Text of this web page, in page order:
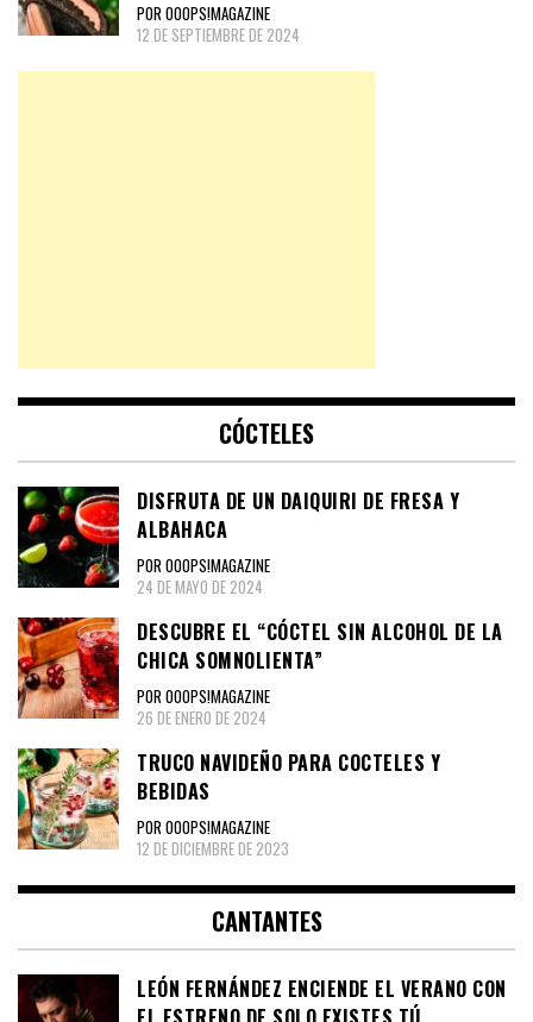
POR OOOPS!MAGAZINE
12 DE SEPTIEMBRE DE 2024
CÓCTELES
DISFRUTA DE UN DAIQUIRI DE FRESA Y
ALBAHACA
POR OOOPS!MAGAZINE
24 DE MAYO DE 2024
DESCUBRE EL “CÓCTEL SIN ALCOHOL DE LA
CHICA SOMNOLIENTA”
POR OOOPS!MAGAZINE
26 DE ENERO DE 2024
TRUCO NAVIDEÑO PARA COCTELES Y
BEBIDAS
POR OOOPS!MAGAZINE
12 DE DICIEMBRE DE 2023
CANTANTES
LEÓN FERNÁNDEZ ENCIENDE EL VERANO CON